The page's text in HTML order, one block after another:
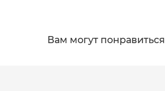
Вам могут понравиться